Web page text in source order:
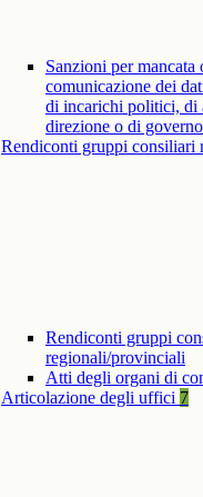
Sanzioni per mancata
comunicazione dei
di incarichi politici, di
direzione o di governo
Rendiconti gruppi consiliari
Rendiconti gruppi
regionali/provinciali
Atti degli organi di
Articolazione degli uffici 7